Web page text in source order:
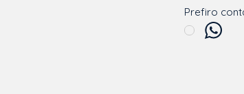
Prefiro